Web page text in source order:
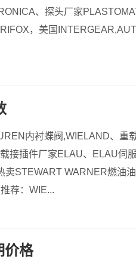
、探头厂家
，美国
内衬蝶阀,WIELAND、重
接插件厂家ELAU、ELAU伺
卖STEWART WARNER燃油
荐：WIE...
价格